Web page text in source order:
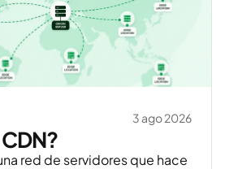
3 ago 2026
red de servidores que hace